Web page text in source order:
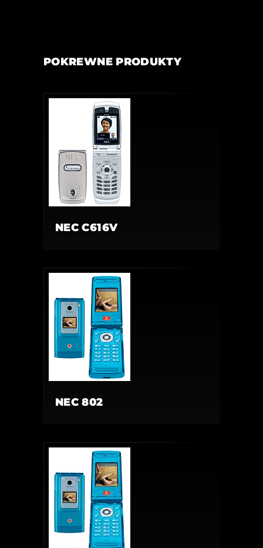
POKREWNE PRODUKTY
NEC C616V
NEC 802